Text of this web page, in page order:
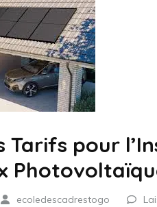
Tarifs pour
ecoledescadrestogo